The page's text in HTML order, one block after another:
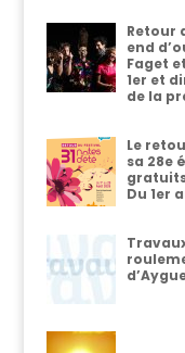
Retour
end
Faget
1er et
de la
Le
sa 28e
Du 1er